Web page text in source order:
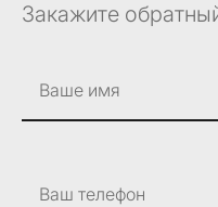
Закажите
Ваше имя
Ваш телефон